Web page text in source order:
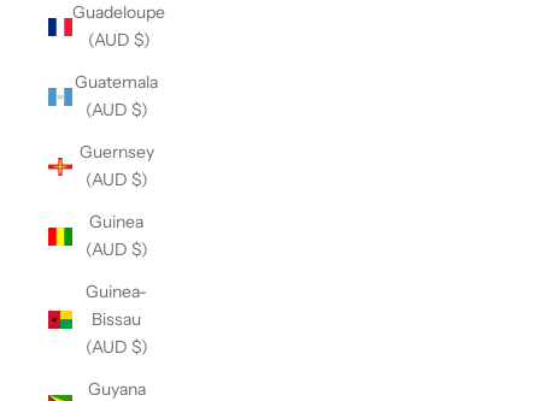
Guadeloupe
(AUD $)
Guatemala
(AUD $)
Guernsey
(AUD $)
Guinea
(AUD $)
Guinea-
Bissau
(AUD $)
Guyana